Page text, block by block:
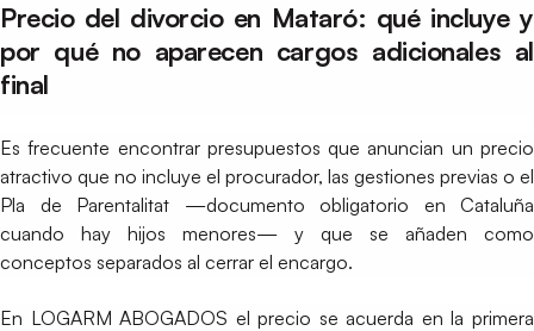
Precio del divorcio en Mataró: qué incluye y
por qué no aparecen cargos adicionales al
final
Es frecuente encontrar presupuestos que anuncian un precio
atractivo que no incluye el procurador, las gestiones previas o el
Pla de Parentalitat —documento obligatorio en Cataluña
cuando hay hijos menores— y que se añaden como
conceptos separados al cerrar el encargo.
En LOGARM ABOGADOS el precio se acuerda en la primera